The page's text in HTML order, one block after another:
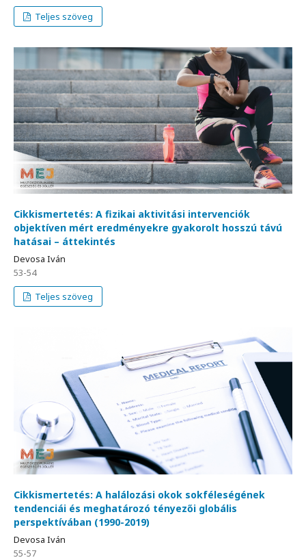
Teljes szöveg
Cikkismertetés: A fizikai aktivitási intervenciók
objektíven mért eredményekre gyakorolt hosszú távú
hatásai – áttekintés
Devosa Iván
53-54
Teljes szöveg
Cikkismertetés: A halálozási okok sokféleségének
tendenciái és meghatározó tényezői globális
perspektívában (1990-2019)
Devosa Iván
55-57